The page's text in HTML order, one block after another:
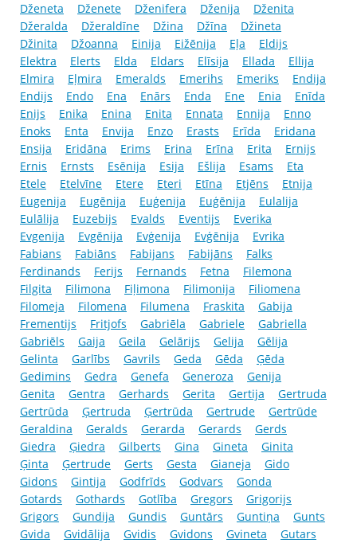
Dženeta
Dženete Dženifera Dženija
Dženita
Džeralda
Džeraldīne Džina Džīna
Džineta
Džinita
Džoanna Einija Eižēnija Eļa
Eldijs
Elektra
Elerts Elda Eldars Elīsija Ellada
Ellija
Elmira
Eļmira Emeralds Emerihs Emeriks
Endija
Endijs
Endo Ena Enārs Enda Ene Enia
Enīda
Enijs
Enika Enina Enita Ennata Ennija
Enno
Enoks
Enta Envija Enzo Erasts Erīda
Eridana
Ensija
Eridāna Erims Erina Erīna Erita
Ernijs
Ernis
Ernsts Esēnija Esija Ešlija Esams
Eta
Etele
Etelvīne Etere Eteri Etīna Etjēns
Etnija
Eugenija
Eugēnija Euģenija Euģēnija
Eulalija
Eulālija
Euzebijs Evalds Eventijs
Everika
Evgenija
Evgēnija Evģenija Evģēnija
Evrika
Fabians
Fabiāns Fabijans Fabijāns
Falks
Ferdinands
Ferijs Fernands Fetna
Filemona
Filgita
Filimona Fiļimona Filimonija
Filiomena
Filomeja
Filomena Filumena Fraskita
Gabija
Frementijs
Fritjofs Gabriēla Gabriele
Gabriella
Gabriēls
Gaija Geila Gelārijs Gelija
Gēlija
Gelinta
Garlībs Gavrils Geda Gēda
Ģēda
Gedimins
Gedra Genefa Generoza
Genija
Genita
Gentra Gerhards Gerita Gertija
Gertruda
Gertrūda
Ģertruda Ģertrūda Gertrude
Gertrūde
Geraldina
Geralds Gerarda Gerards
Gerds
Giedra
Ģiedra Gilberts Gina Gineta
Ginita
Ģinta
Ģertrude Gerts Gesta Gianeja
Gido
Gidons
Gintija Godfrīds Godvars
Gonda
Gotards
Gothards Gotlība Gregors
Grigorijs
Grigors
Gundija Gundis Guntārs Guntiņa
Gunts
Gvida
Gvidālija Gvidis Gvidons Gvineta
Gutars